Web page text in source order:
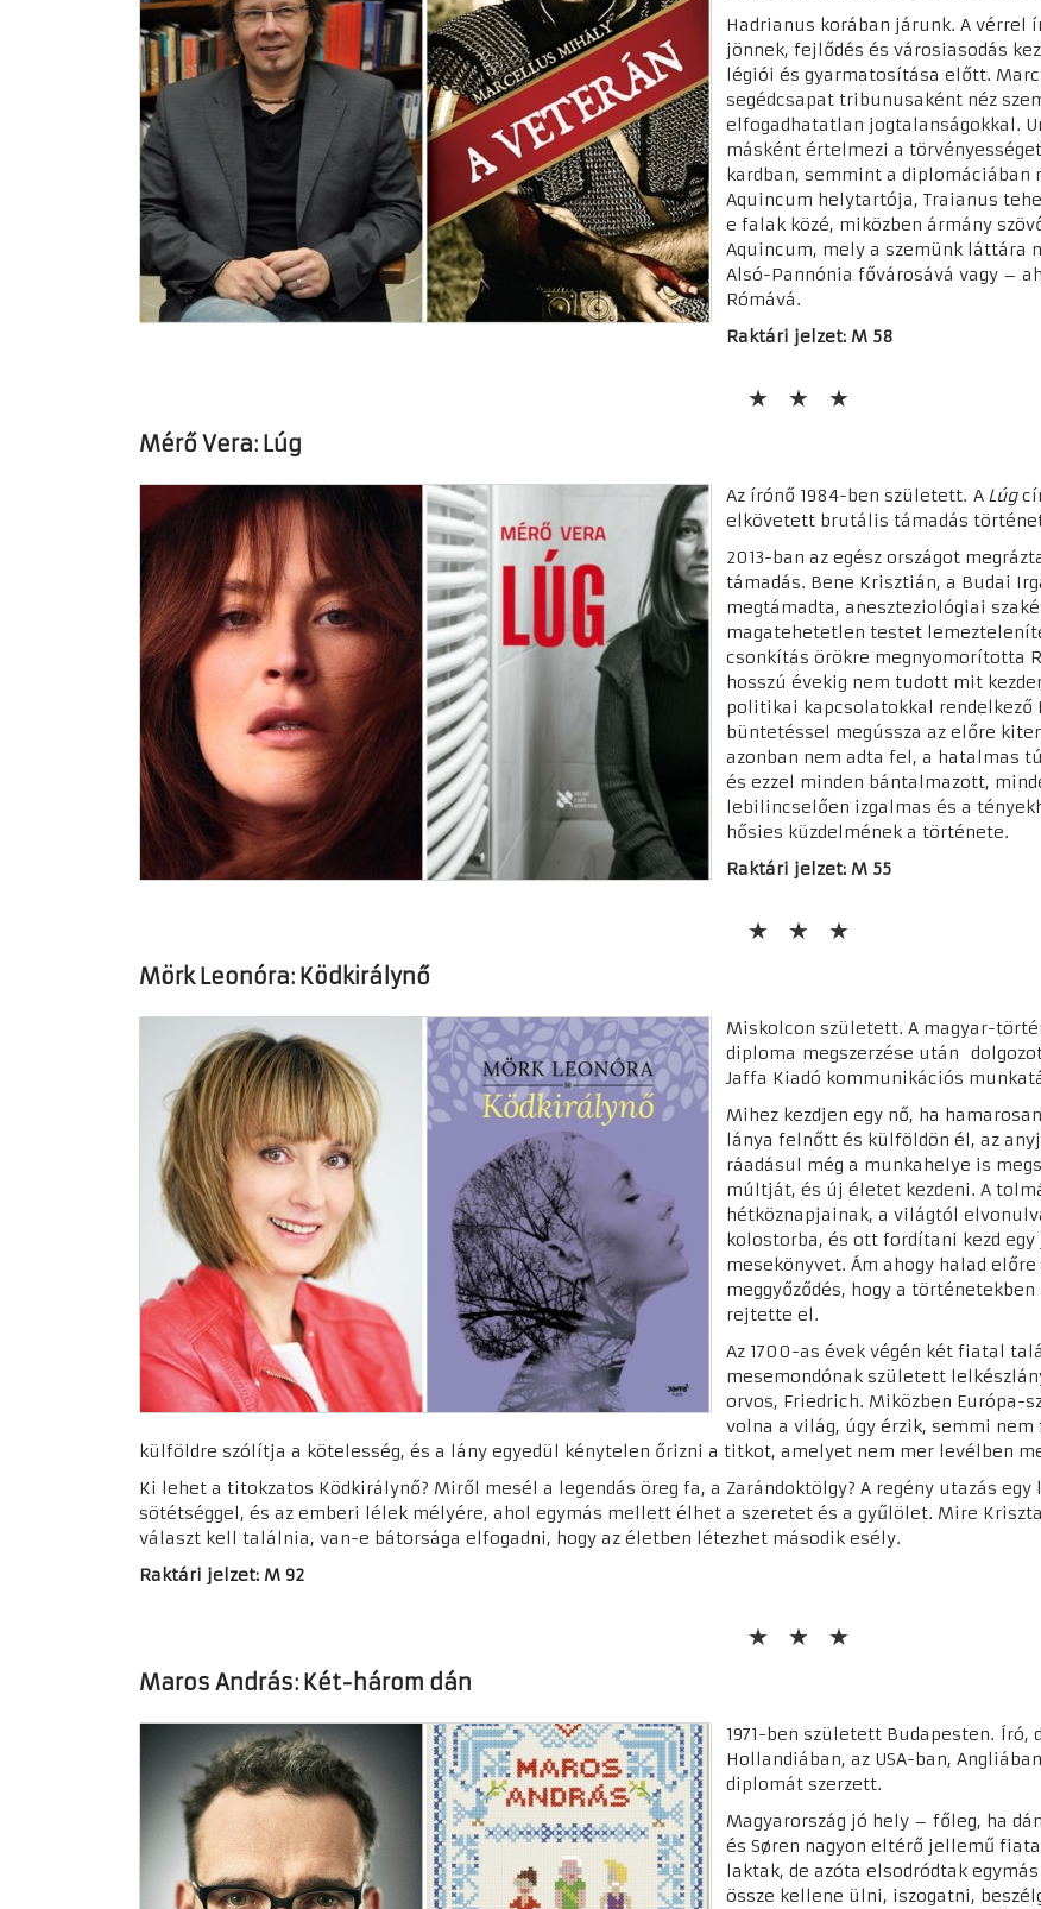
Hadrianus korában járunk. A vérrel
jönnek, fejlődés és városiasodás
légiói és gyarmatosítása előtt.
segédcsapat tribunusaként néz
elfogadhatatlan jogtalanságokkal.
másként értelmezi a
kardban, semmint a
Aquincum helytartója, Traianus
e falak közé, miközben ármány
Aquincum, mely a szemünk láttára
Alsó-Pannónia fővárosává vagy –
Rómává.
Raktári jelzet: M 58
Mérő Vera: Lúg
Az írónő 1984-ben született. A Lúg
elkövetett brutális támadás
2013-ban az egész országot
támadás. Bene Krisztián, a Budai
megtámadta, aneszteziológiai
magatehetetlen testet
csonkítás örökre megnyomorította
hosszú évekig nem tudott mit
politikai kapcsolatokkal rendelkező
büntetéssel megússza az előre
azonban nem adta fel, a hatalmas
és ezzel minden bántalmazott,
lebilincselően izgalmas és a
hősies küzdelmének a története.
Raktári jelzet: M 55
Mörk Leonóra: Ködkirálynő
Miskolcon született. A magyar-
diploma megszerzése után
Jaffa Kiadó kommunikációs
Mihez kezdjen egy nő, ha
lánya felnőtt és külföldön él, az
ráadásul még a munkahelye is
múltját, és új életet kezdeni. A
hétköznapjainak, a világtól
kolostorba, és ott fordítani kezd
mesekönyvet. Ám ahogy halad
meggyőződés, hogy a
rejtette el.
Az 1700-as évek végén két fiatal
mesemondónak született
orvos, Friedrich. Miközben Európa-
volna a világ, úgy érzik, semmi
külföldre szólítja a kötelesség, és a lány egyedül kénytelen őrizni a titkot, amelyet nem mer levélben
Ki lehet a titokzatos Ködkirálynő? Miről mesél a legendás öreg fa, a Zarándoktölgy? A regény utazás
sötétséggel, és az emberi lélek mélyére, ahol egymás mellett élhet a szeretet és a gyűlölet. Mire
választ kell találnia, van-e bátorsága elfogadni, hogy az életben létezhet második esély.
Raktári jelzet: M 92
Maros András: Két-három dán
1971-ben született Budapesten.
Hollandiában, az USA-ban,
diplomát szerzett.
Magyarország jó hely – főleg, ha
és Søren nagyon eltérő jellemű
laktak, de azóta elsodródtak
össze kellene ülni, iszogatni,